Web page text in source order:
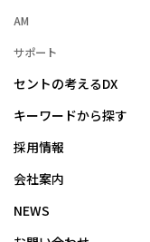
AM
サポート
セントの考えるDX
キーワードから探す
採用情報
会社案内
NEWS